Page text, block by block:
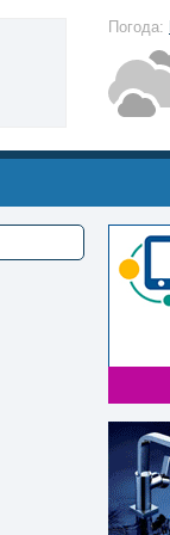
Погода: